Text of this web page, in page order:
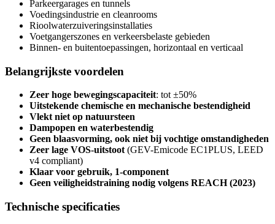
Parkeergarages en tunnels
Voedingsindustrie en cleanrooms
Rioolwaterzuiveringsinstallaties
Voetgangerszones en verkeersbelaste gebieden
Binnen- en buitentoepassingen, horizontaal en verticaal
Belangrijkste voordelen
Zeer hoge bewegingscapaciteit: tot ±50%
Uitstekende chemische en mechanische bestendigheid
Vlekt niet op natuursteen
Dampopen en waterbestendig
Geen blaasvorming, ook niet bij vochtige omstandigheden
Zeer lage VOS-uitstoot(GEV-Emicode EC1PLUS, LEED
v4 compliant)
Klaar voor gebruik, 1-component
Geen veiligheidstraining nodig volgens REACH (2023)
Technische specificaties